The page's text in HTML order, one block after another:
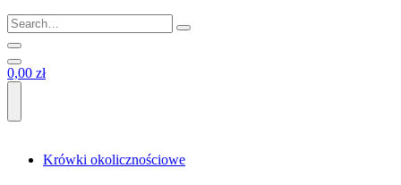
0,00 zł
Krówki okolicznościowe